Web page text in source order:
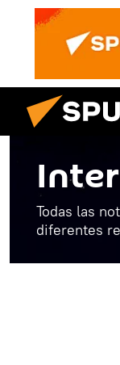
Todas las
diferentes